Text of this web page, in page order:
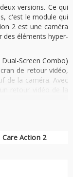
versions. Ce qui
c'est le module qui
2 est une caméra
éléments hyper-
Screen Combo)
de retour vidéo,
de la caméra. Avec
très utile pour les
du module
70 minutes à 180
Care Action 2